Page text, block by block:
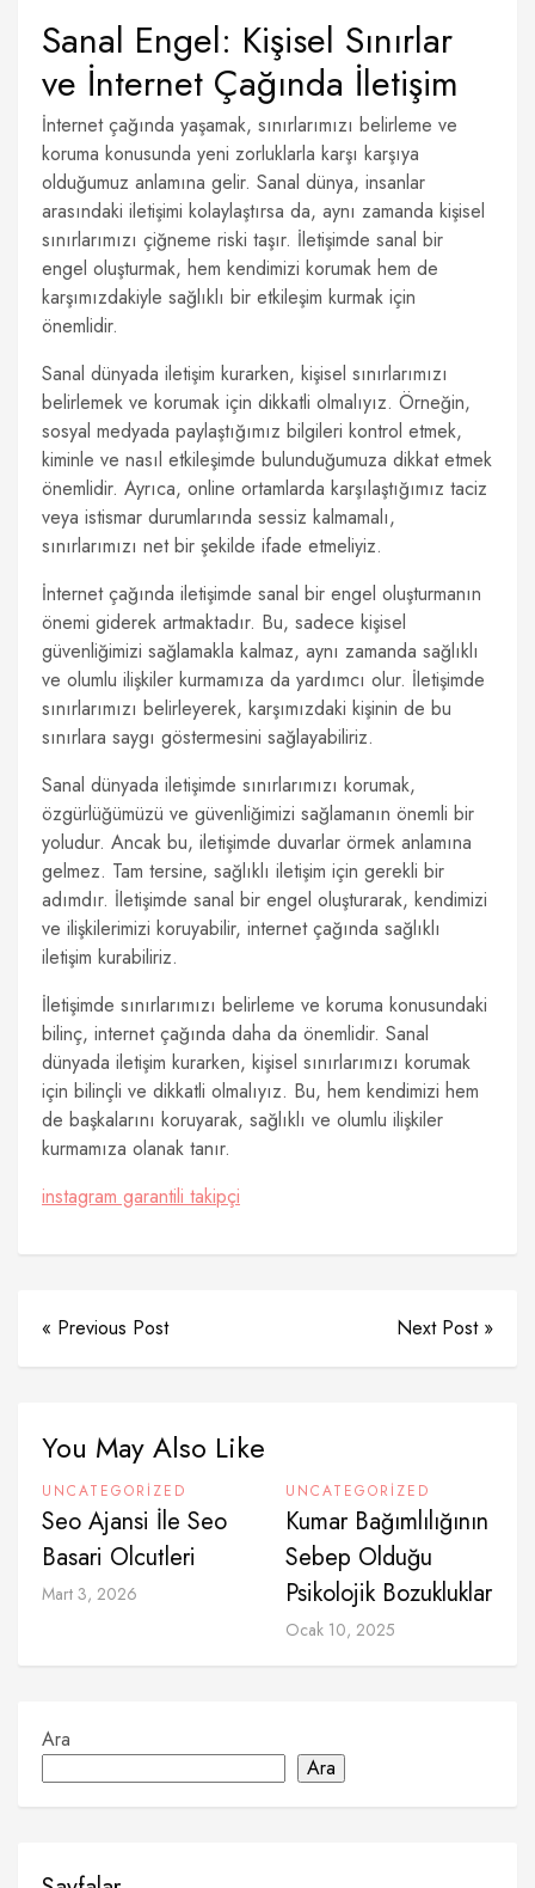
Sanal Engel: Kişisel Sınırlar
ve İnternet Çağında İletişim
İnternet çağında yaşamak, sınırlarımızı belirleme ve
koruma konusunda yeni zorluklarla karşı karşıya
olduğumuz anlamına gelir. Sanal dünya, insanlar
arasındaki iletişimi kolaylaştırsa da, aynı zamanda kişisel
sınırlarımızı çiğneme riski taşır. İletişimde sanal bir
engel oluşturmak, hem kendimizi korumak hem de
karşımızdakiyle sağlıklı bir etkileşim kurmak için
önemlidir.
Sanal dünyada iletişim kurarken, kişisel sınırlarımızı
belirlemek ve korumak için dikkatli olmalıyız. Örneğin,
sosyal medyada paylaştığımız bilgileri kontrol etmek,
kiminle ve nasıl etkileşimde bulunduğumuza dikkat etmek
önemlidir. Ayrıca, online ortamlarda karşılaştığımız taciz
veya istismar durumlarında sessiz kalmamalı,
sınırlarımızı net bir şekilde ifade etmeliyiz.
İnternet çağında iletişimde sanal bir engel oluşturmanın
önemi giderek artmaktadır. Bu, sadece kişisel
güvenliğimizi sağlamakla kalmaz, aynı zamanda sağlıklı
ve olumlu ilişkiler kurmamıza da yardımcı olur. İletişimde
sınırlarımızı belirleyerek, karşımızdaki kişinin de bu
sınırlara saygı göstermesini sağlayabiliriz.
Sanal dünyada iletişimde sınırlarımızı korumak,
özgürlüğümüzü ve güvenliğimizi sağlamanın önemli bir
yoludur. Ancak bu, iletişimde duvarlar örmek anlamına
gelmez. Tam tersine, sağlıklı iletişim için gerekli bir
adımdır. İletişimde sanal bir engel oluşturarak, kendimizi
ve ilişkilerimizi koruyabilir, internet çağında sağlıklı
iletişim kurabiliriz.
İletişimde sınırlarımızı belirleme ve koruma konusundaki
bilinç, internet çağında daha da önemlidir. Sanal
dünyada iletişim kurarken, kişisel sınırlarımızı korumak
için bilinçli ve dikkatli olmalıyız. Bu, hem kendimizi hem
de başkalarını koruyarak, sağlıklı ve olumlu ilişkiler
kurmamıza olanak tanır.
instagram garantili takipçi
« Previous Post Next Post »
You May Also Like
UNCATEGORIZED
Seo Ajansi İle Seo
Basari Olcutleri
Mart 3, 2026
UNCATEGORIZED
Kumar Bağımlılığının
Sebep Olduğu
Psikolojik Bozukluklar
Ocak 10, 2025
Ara
Ara